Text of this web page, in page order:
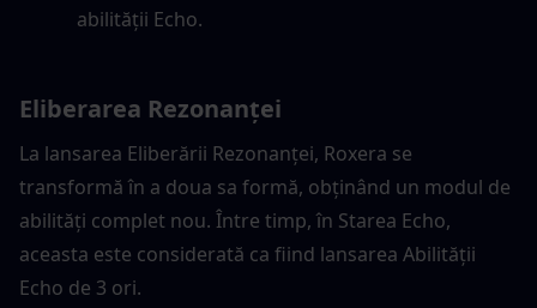
abilității Echo.
Eliberarea Rezonanței
La lansarea Eliberării Rezonanței, Roxera se
transformă în a doua sa formă, obținând un modul de
abilități complet nou. Între timp, în Starea Echo,
aceasta este considerată ca fiind lansarea Abilității
Echo de 3 ori.